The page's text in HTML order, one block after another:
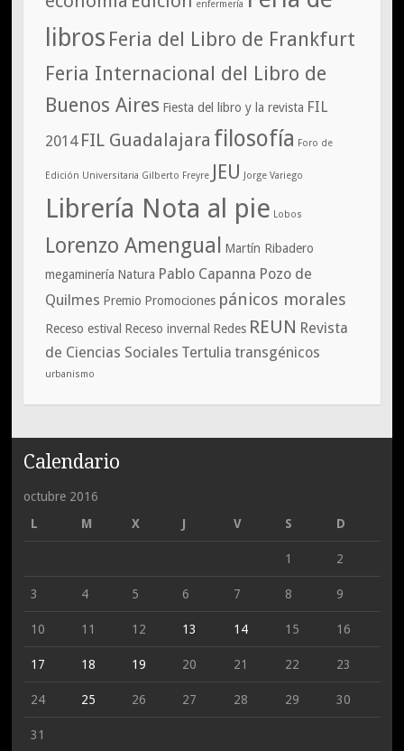
enfermería
libros Feria del Libro de Frankfurt
Feria Internacional del Libro de
Buenos Aires Fiesta del libro y la revista FIL
2014 FIL Guadalajara filosofía Foro de
Edición Universitaria Gilberto Freyre JEU Jorge Variego
Librería Nota al pie Lobos
Lorenzo Amengual
Martín Ribadero
megaminería Natura Pablo Capanna Pozo de
Quilmes Premio Promociones pánicos morales
Receso estival Receso invernal Redes REUN Revista
de Ciencias Sociales Tertulia transgénicos
urbanismo
Calendario
octubre 2016
L
M X J V S D
1 2
3 4 5 6 7 8 9
10 11 12 13 14 15 16
17 18 19 20 21 22 23
24 25 26 27 28 29 30
31